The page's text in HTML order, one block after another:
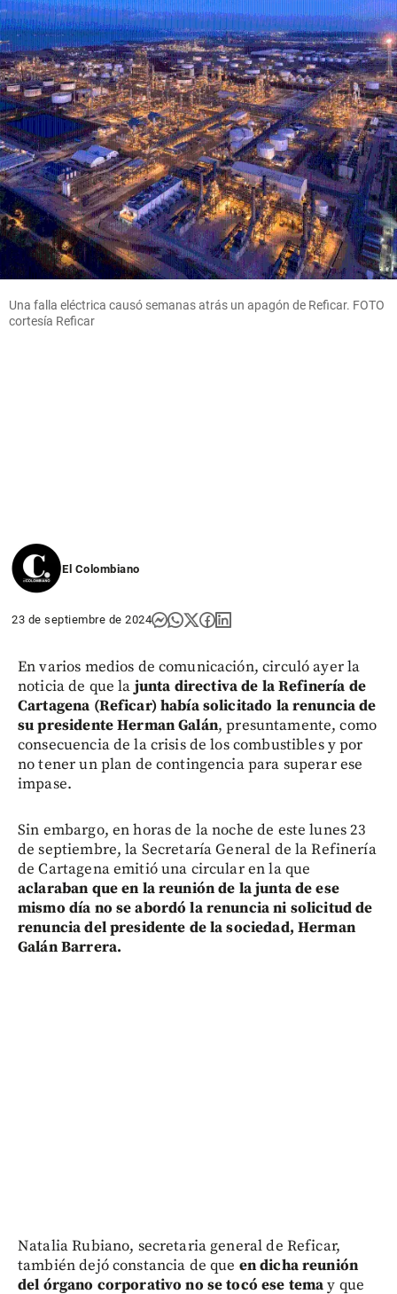
Una falla eléctrica causó semanas atrás un apagón de Reficar. FOTO
cortesía Reficar
El Colombiano
23 de septiembre de 2024
En varios medios de comunicación, circuló ayer la
noticia de que la junta directiva de la Refinería de
Cartagena (Reficar) había solicitado la renuncia de
su presidente Herman Galán, presuntamente, como
consecuencia de la crisis de los combustibles y por
no tener un plan de contingencia para superar ese
impase.
Sin embargo, en horas de la noche de este lunes 23
de septiembre, la Secretaría General de la Refinería
de Cartagena emitió una circular en la que
aclaraban que en la reunión de la junta de ese
mismo día no se abordó la renuncia ni solicitud de
renuncia del presidente de la sociedad, Herman
Galán Barrera.
Natalia Rubiano, secretaria general de Reficar,
también dejó constancia de que en dicha reunión
del órgano corporativo no se tocó ese temay que